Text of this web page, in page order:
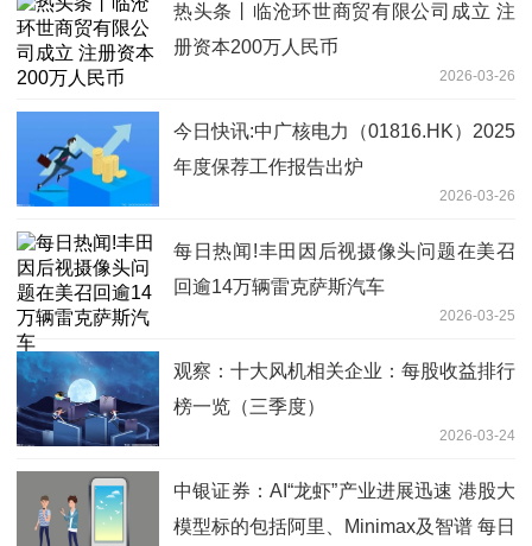
热头条丨临沧环世商贸有限公司成立 注
册资本200万人民币
2026-03-26
今日快讯:中广核电力（01816.HK）2025
年度保荐工作报告出炉
2026-03-26
每日热闻!丰田因后视摄像头问题在美召
回逾14万辆雷克萨斯汽车
2026-03-25
观察：十大风机相关企业：每股收益排行
榜一览（三季度）
2026-03-24
中银证券：AI“龙虾”产业进展迅速 港股大
模型标的包括阿里、Minimax及智谱 每日